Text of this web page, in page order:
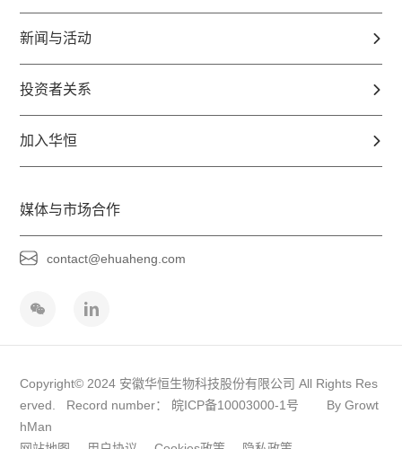
新闻与活动
投资者关系
加入华恒
媒体与市场合作
contact@ehuaheng.com
Copyright© 2024 安徽华恒生物科技股份有限公司 All Rights Res
erved. Record number：
皖ICP备10003000-1号
By Growt
hMan